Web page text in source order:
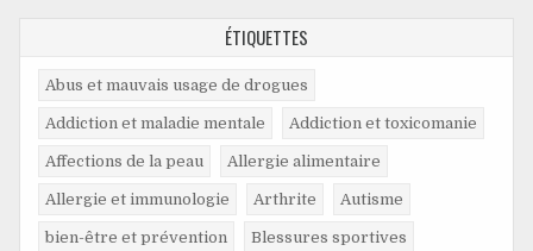
ÉTIQUETTES
Abus et mauvais usage de drogues
Addiction et maladie mentale Addiction et toxicomanie
Affections de la peau Allergie alimentaire
Allergie et immunologie Arthrite Autisme
bien-être et prévention Blessures sportives